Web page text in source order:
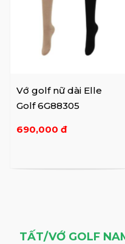
Vớ golf nữ dài Elle
Golf 6G88305
690,000 đ
TẤT/VỚ GOLF